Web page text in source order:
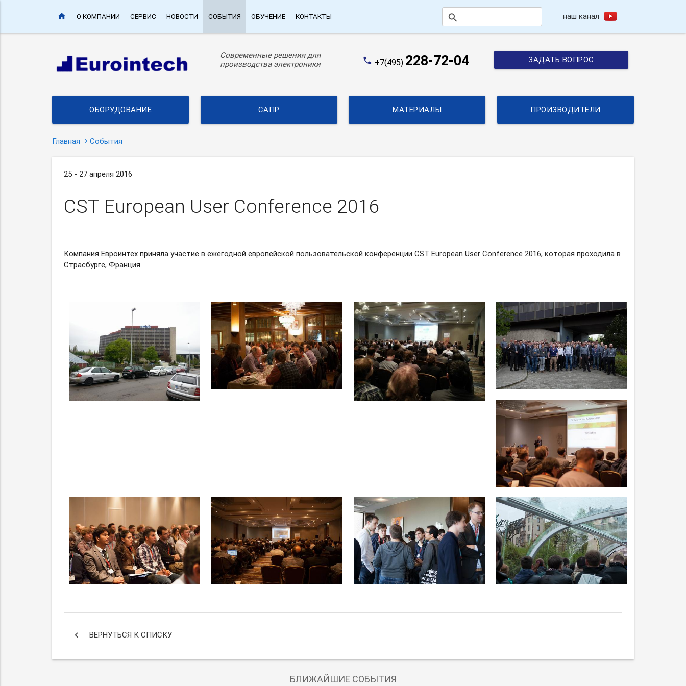
home О КОМПАНИИ СЕРВИС НОВОСТИ СОБЫТИЯ ОБУЧЕНИЕ КОНТАКТЫ search наш канал
Современные решения для
производства электроники
phone +7(495) 228-72-04 ЗАДАТЬ ВОПРОС
ОБОРУДОВАНИЕ САПР МАТЕРИАЛЫ ПРОИЗВОДИТЕЛИ
Главная События
25 - 27 апреля 2016
CST European User Conference 2016
Компания Евроинтех приняла участие в ежегодной европейской пользовательской конференции CST European User Conference 2016, которая проходила в
Страсбурге, Франция.
keyboard_arrow_left ВЕРНУТЬСЯ К СПИСКУ
БЛИЖАЙШИЕ СОБЫТИЯ